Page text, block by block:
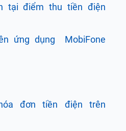
tại điểm thu tiền điện
ứng dụng MobiFone
đơn tiền điện trên